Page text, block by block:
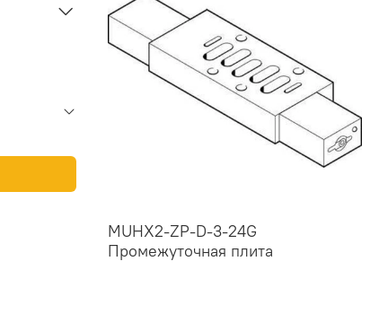
MUHX2-ZP-D-3-24G
Промежуточная плита